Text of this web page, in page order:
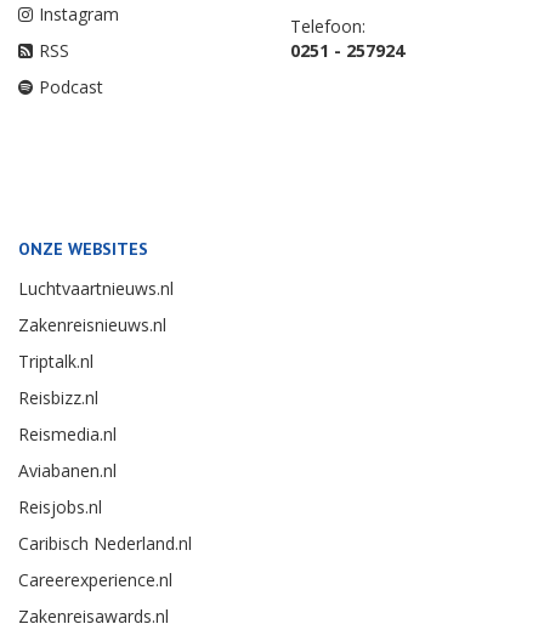
Instagram
RSS
Podcast
Telefoon:
0251 - 257924
ONZE WEBSITES
Luchtvaartnieuws.nl
Zakenreisnieuws.nl
Triptalk.nl
Reisbizz.nl
Reismedia.nl
Aviabanen.nl
Reisjobs.nl
Caribisch Nederland.nl
Careerexperience.nl
Zakenreisawards.nl